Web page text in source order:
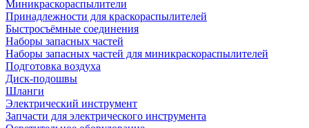
Миникраскораспылители
Принадлежности для краскораспылителей
Быстросъёмные соединения
Наборы запасных частей
Наборы запасных частей для миникраскораспылителей
Подготовка воздуха
Диск-подошвы
Шланги
Электрический инструмент
Запчасти для электрического инструмента